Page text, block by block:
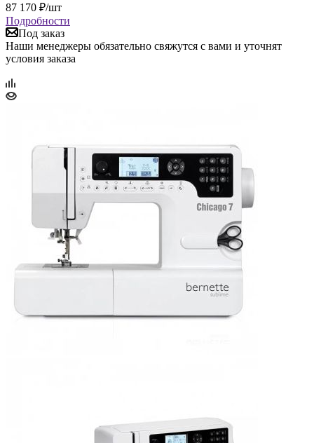
87 170 ₽/шт
Подробности
Под заказ
Наши менеджеры обязательно свяжутся с вами и уточнят
условия заказа